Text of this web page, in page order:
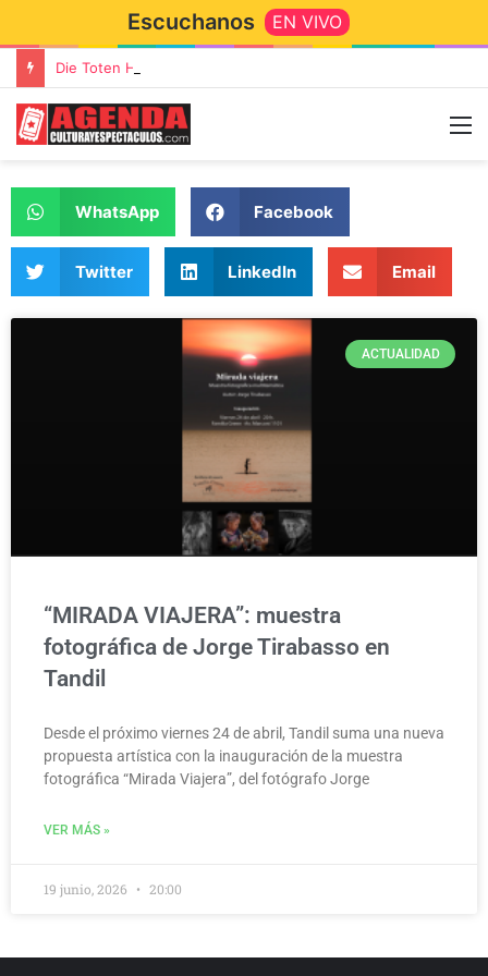
Escuchanos EN VIVO
WhatsApp Facebook
Twitter LinkedIn Email
ACTUALIDAD
“MIRADA VIAJERA”: muestra
fotográfica de Jorge Tirabasso en
Tandil
Desde el próximo viernes 24 de abril, Tandil suma una nueva
propuesta artística con la inauguración de la muestra
fotográfica “Mirada Viajera”, del fotógrafo Jorge
VER MÁS »
19 junio, 2026 20:00